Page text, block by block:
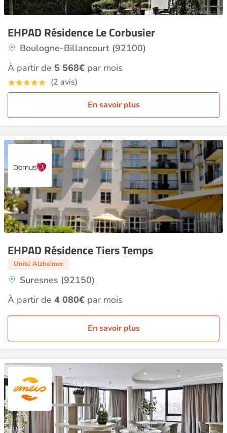
EHPAD Résidence Le Corbusier
Boulogne-Billancourt (92100)
À partir de 5 568€ par mois
(2 avis)
En savoir plus
EHPAD Résidence Tiers Temps
Unité Alzheimer
Suresnes (92150)
À partir de 4 080€ par mois
En savoir plus